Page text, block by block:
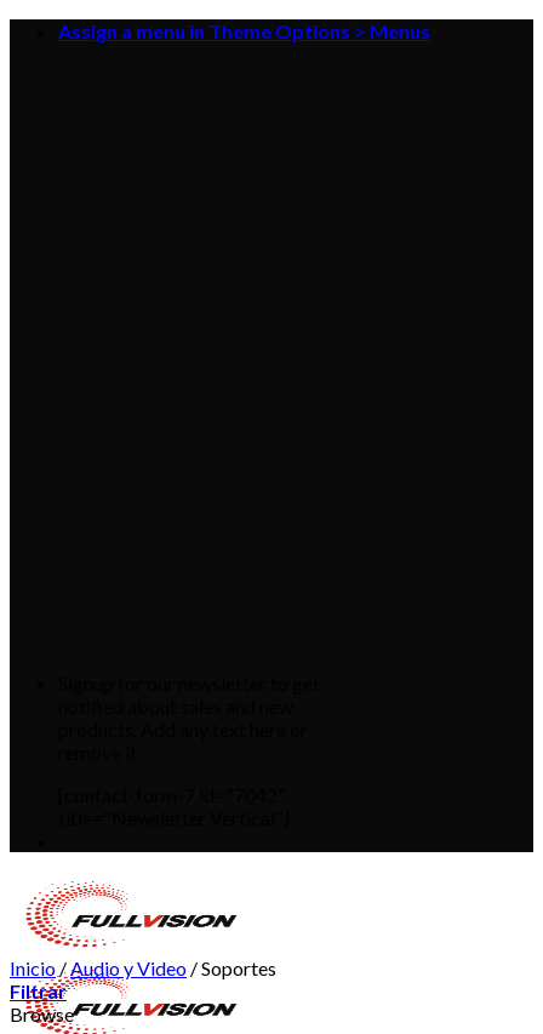
Assign a menu in Theme Options > Menus
Inicio / Audio y Video /Soportes
Filtrar
Browse